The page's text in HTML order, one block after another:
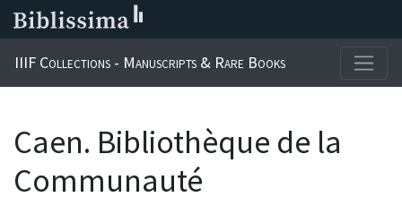
IIIF Collections - Manuscripts & Rare Books
Caen. Bibliothèque de la
Communauté